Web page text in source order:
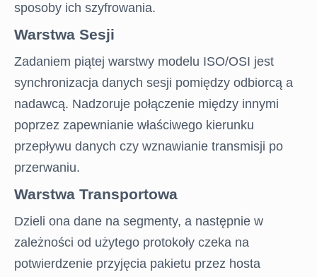
STRONA
GŁÓWNA
EGZAMIN
ONLINE
BLOG
FORUM
sposoby ich szyfrowania.
Warstwa Sesji
Zadaniem piątej warstwy modelu ISO/OSI jest
synchronizacja danych sesji pomiędzy odbiorcą a
nadawcą. Nadzoruje połączenie między innymi
poprzez zapewnianie właściwego kierunku
przepływu danych czy wznawianie transmisji po
przerwaniu.
Warstwa Transportowa
Dzieli ona dane na segmenty, a następnie w
zależności od użytego protokoły czeka na
potwierdzenie przyjęcia pakietu przez hosta